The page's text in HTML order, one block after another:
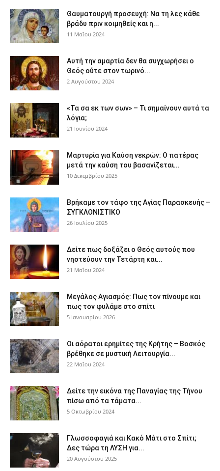
Θαυματουργή προσευχή: Να τη λες κάθε
βράδυ πριν κοιμηθείς και η...
11 Μαΐου 2024
Αυτή την αμαρτία δεν θα συγχωρήσει ο
Θεός ούτε στον τωρινό...
2 Αυγούστου 2024
«Τα σα εκ των σων» – Τι σημαίνουν αυτά τα
λόγια;
21 Ιουνίου 2024
Μαρτυρία για Καύση νεκρών: Ο πατέρας
μετά την καύση του βασανίζεται...
10 Δεκεμβρίου 2025
Βρήκαμε τον τάφο της Αγίας Παρασκευής –
ΣΥΓΚΛΟΝΙΣΤΙΚΟ
26 Ιουλίου 2025
Δείτε πως δοξάζει ο Θεός αυτούς που
νηστεύουν την Τετάρτη και...
21 Μαΐου 2024
Μεγάλος Αγιασμός: Πως τον πίνουμε και
πως τον φυλάμε στο σπίτι
5 Ιανουαρίου 2026
Οι αόρατοι ερημίτες της Κρήτης – Βοσκός
βρέθηκε σε μυστική Λειτουργία...
22 Μαΐου 2024
Δείτε την εικόνα της Παναγίας της Τήνου
πίσω από τα τάματα...
5 Οκτωβρίου 2024
Γλωσσοφαγιά και Κακό Μάτι στο Σπίτι;
Δες τώρα τη ΛΥΣΗ για...
20 Αυγούστου 2025